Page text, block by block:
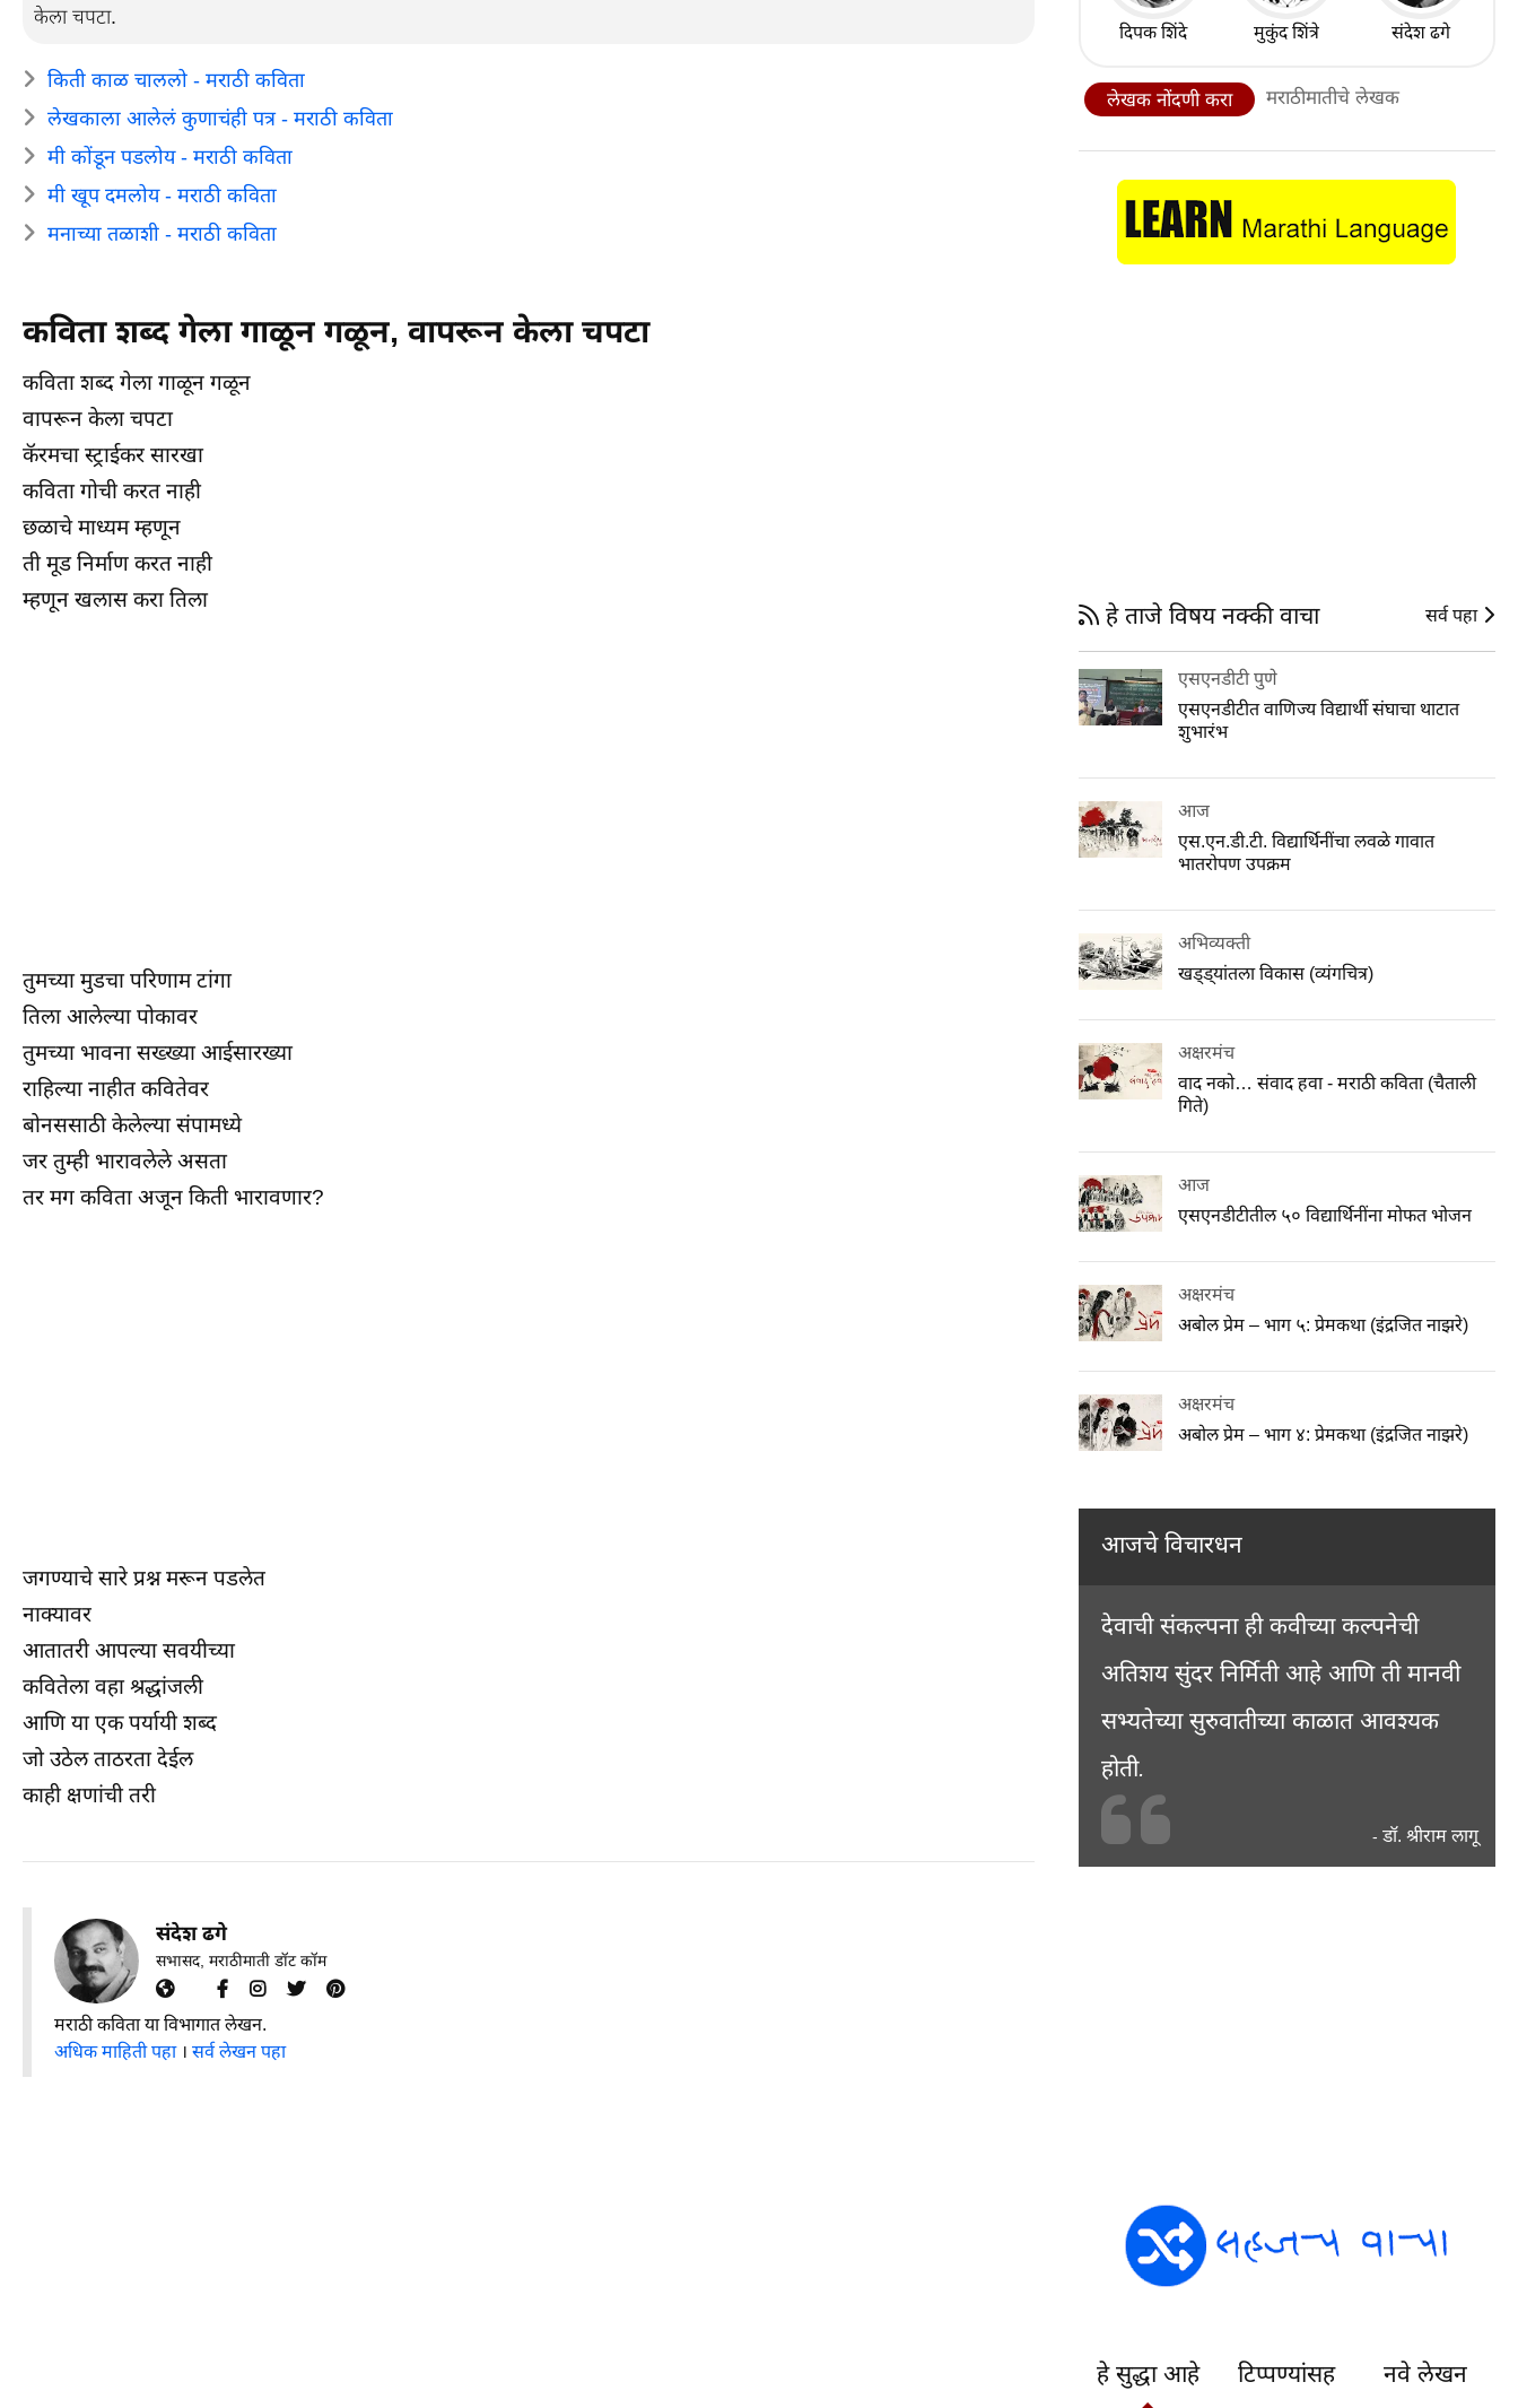
केला चपटा.
किती काळ चाललो - मराठी कविता
लेखकाला आलेलं कुणाचंही पत्र - मराठी कविता
मी कोंडून पडलोय - मराठी कविता
मी खूप दमलोय - मराठी कविता
मनाच्या तळाशी - मराठी कविता
कविता शब्द गेला गाळून गळून, वापरून केला चपटा
कविता शब्द गेला गाळून गळून
वापरून केला चपटा
कॅरमचा स्ट्राईकर सारखा
कविता गोची करत नाही
छळाचे माध्यम म्हणून
ती मूड निर्माण करत नाही
म्हणून खलास करा तिला
तुमच्या मुडचा परिणाम टांगा
तिला आलेल्या पोकावर
तुमच्या भावना सख्ख्या आईसारख्या
राहिल्या नाहीत कवितेवर
बोनससाठी केलेल्या संपामध्ये
जर तुम्ही भारावलेले असता
तर मग कविता अजून किती भारावणार?
जगण्याचे सारे प्रश्न मरून पडलेत
नाक्यावर
आतातरी आपल्या सवयीच्या
कवितेला वहा श्रद्धांजली
आणि या एक पर्यायी शब्द
जो उठेल ताठरता देईल
काही क्षणांची तरी
संदेश ढगे
सभासद, मराठीमाती डॉट कॉम
मराठी कविता या विभागात लेखन.
अधिक माहिती पहा। सर्व लेखन पहा
दिपक शिंदे मुकुंद शिंत्रे संदेश ढगे
लेखक नोंदणी करा मराठीमातीचे लेखक
हे ताजे विषय नक्की वाचा सर्व पहा
एसएनडीटी पुणे
एसएनडीटीत वाणिज्य विद्यार्थी संघाचा थाटात
शुभारंभ
आज
एस.एन.डी.टी. विद्यार्थिनींचा लवळे गावात
भातरोपण उपक्रम
अभिव्यक्ती
खड्ड्यांतला विकास (व्यंगचित्र)
अक्षरमंच
वाद नको… संवाद हवा - मराठी कविता (चैताली
गिते)
आज
एसएनडीटीतील ५० विद्यार्थिनींना मोफत भोजन
अक्षरमंच
अबोल प्रेम – भाग ५: प्रेमकथा (इंद्रजित नाझरे)
अक्षरमंच
अबोल प्रेम – भाग ४: प्रेमकथा (इंद्रजित नाझरे)
आजचे विचारधन
देवाची संकल्पना ही कवीच्या कल्पनेची
अतिशय सुंदर निर्मिती आहे आणि ती मानवी
सभ्यतेच्या सुरुवातीच्या काळात आवश्यक
होती.
- डॉ. श्रीराम लागू
हे सुद्धा आहे टिप्पण्यांसह नवे लेखन